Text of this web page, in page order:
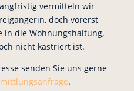
vermitteln wir
doch vorerst
in die Wohnungshaltung,
nicht kastriert ist.
senden Sie uns gerne
.